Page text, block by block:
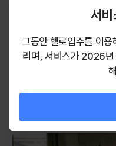
표면 불순물
하자 발생 시 단계별
1단계: 하자가 발견되면 즉
날짜를 포함해서 기록해 두
서비
그동안 헬로입주를 이
리며, 서비스가 2026년